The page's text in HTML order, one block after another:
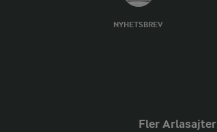
NYHETSBREV
Fler Arlasajter